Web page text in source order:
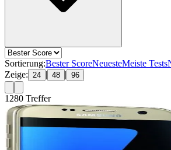
Sortierung:Bester ScoreNeuesteMeiste Tests
Zeige:
24 | 48 | 96
1280 Treffer